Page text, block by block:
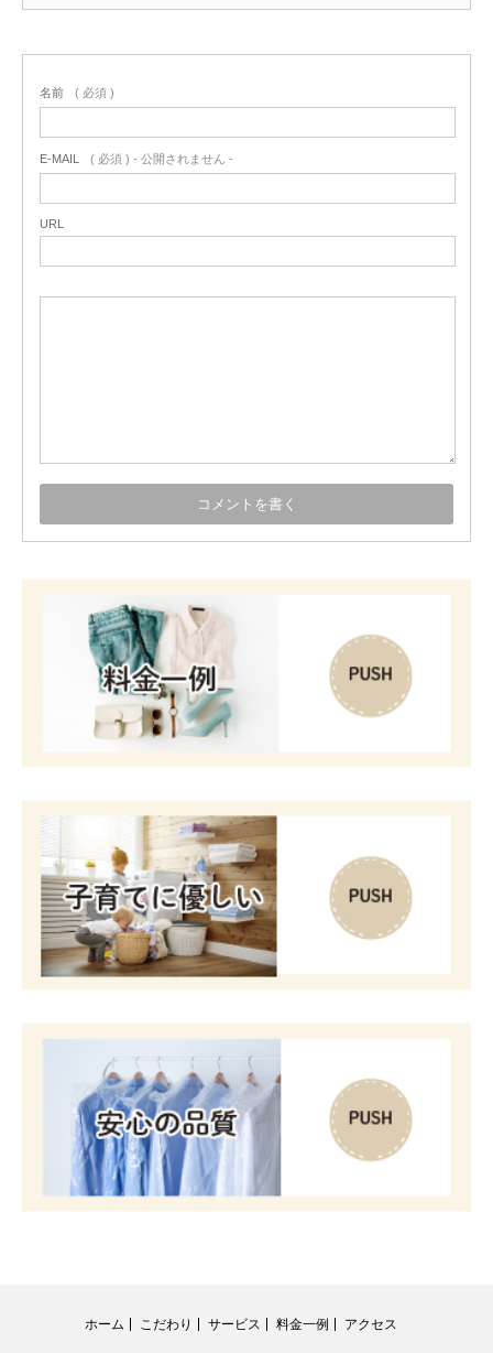
名前 ( 必須 )
E-MAIL ( 必須 ) - 公開されません -
URL
ホーム こだわり サービス 料金一例 アクセス